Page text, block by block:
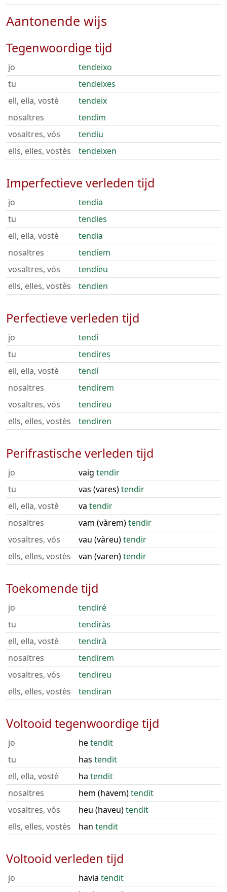
Aantonende wijs
Tegenwoordige tijd
jo
tendeixo
tu
tendeixes
ell, ella, vostè
tendeix
nosaltres
tendim
vosaltres, vós
tendiu
ells, elles, vostès
tendeixen
Imperfectieve verleden tijd
jo
tendia
tu
tendies
ell, ella, vostè
tendia
nosaltres
tendíem
vosaltres, vós
tendíeu
ells, elles, vostès
tendien
Perfectieve verleden tijd
jo
tendí
tu
tendires
ell, ella, vostè
tendí
nosaltres
tendírem
vosaltres, vós
tendíreu
ells, elles, vostès
tendiren
Perifrastische verleden tijd
jo vaig tendir
tu
vas (vares)tendir
ell, ella, vostè
va tendir
nosaltres
vam (vàrem)tendir
vosaltres, vós
vau (vàreu)tendir
ells, elles, vostès
van (varen)tendir
Toekomende tijd
jo
tendiré
tu
tendiràs
ell, ella, vostè
tendirà
nosaltres
tendirem
vosaltres, vós
tendireu
ells, elles, vostès
tendiran
Voltooid tegenwoordige tijd
jo hetendit
tu
has tendit
ell, ella, vostè
ha tendit
nosaltres
hem (havem)tendit
vosaltres, vós
heu (haveu)tendit
ells, elles, vostès
han tendit
Voltooid verleden tijd
jo havia tendit